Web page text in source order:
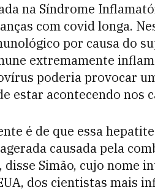
na Síndrome
com covid longa.
por causa do
extremamente
poderia provocar
estar acontecendo nos
é de que essa
causada pela
Simão, cujo nome
dos cientistas mais